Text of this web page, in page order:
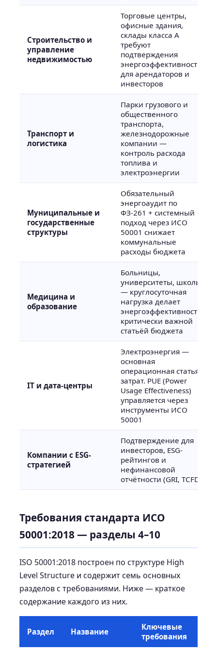
Строительство и
управление
недвижимостью
Торговые центры,
офисные здания,
склады класса А
требуют
подтверждения
энергоэффективности
для арендаторов и
инвесторов
Транспорт и
логистика
Парки грузового и
общественного
транспорта,
железнодорожные
компании —
контроль расхода
топлива и
электроэнергии
Муниципальные и
государственные
структуры
Обязательный
энергоаудит по
ФЗ-261 + системный
подход через ИСО
50001 снижает
коммунальные
расходы бюджета
Медицина и
образование
Больницы,
университеты, школы
— круглосуточная
нагрузка делает
энергоэффективность
критически важной
статьёй бюджета
IT и дата-центры
Электроэнергия —
основная
операционная статья
затрат. PUE (Power
Usage Effectiveness)
управляется через
инструменты ИСО
50001
Компании с ESG-
стратегией
Подтверждение для
инвесторов, ESG-
рейтингов и
нефинансовой
отчётности (GRI, TCFD)
Требования стандарта ИСО
50001:2018 — разделы 4–10
ISO 50001:2018 построен по структуре High
Level Structure и содержит семь основных
разделов с требованиями. Ниже — краткое
содержание каждого из них.
Раздел Название
Ключевые
требования